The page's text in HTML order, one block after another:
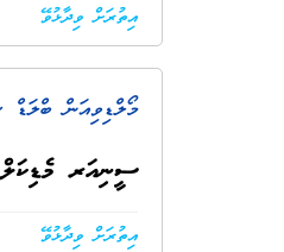
އިތުރަށް ވިދާޅުވޭ
މޯލްޑިވިއަން
ސީނިއަރ
އިތުރަށް ވިދާޅުވޭ